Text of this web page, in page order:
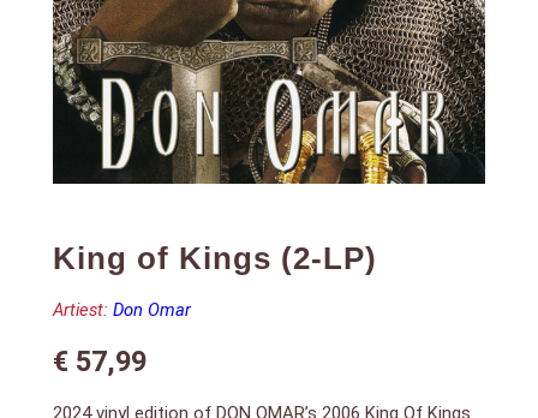
King of Kings (2-LP)
Artiest: Don Omar
€57,99
2024 vinyl edition of DON OMAR’s 2006 King Of Kings